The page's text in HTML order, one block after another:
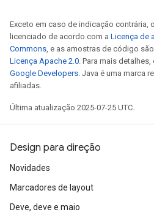
Exceto em caso de indicação contrária,
licenciado de acordo com a Licença de
Commons , e as amostras de código
Licença Apache 2.0 . Para mais
Google Developers . Java é uma marca
afiliadas.
Última atualização 2025-07-25 UTC.
Design para direção
Novidades
Marcadores de layout
Deve, deve e maio